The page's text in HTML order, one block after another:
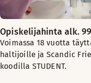
Opiskelijahinta alk.
Voimassa 18 vuotta
haltijoille ja Scandic
koodilla STUDENT.